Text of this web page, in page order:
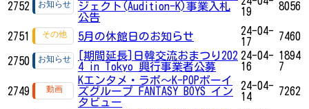
2752
ジェクト(Audition-K)事業入札
公告
19
8056
2751 5月の休館日のお知らせ
24-04-
17
7460
2750
[期間延長]日韓交流おまつり202
4 in Tokyo 興行事業者公募
24-04-
16
1894
7
2749
Kエンタメ・ラボ～K-POPボーイ
ズグループ FANTASY BOYS イン
タビュー
24-04-
14
7262